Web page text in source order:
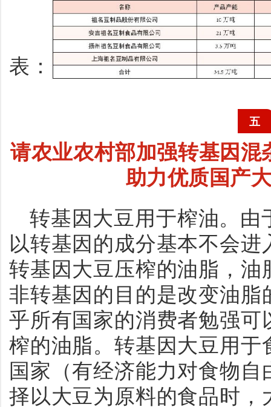
表：
五
请农业农村部加强转基因
助力优质国产
转基因大豆用于榨油。
以转基因的成分基本不会
转基因大豆压榨的油脂，
非转基因的目的是改变油
乎所有国家的消费者勉强
榨的油脂。转基因大豆用
国家（有经济能力对食物
择以大豆为原料的食品时